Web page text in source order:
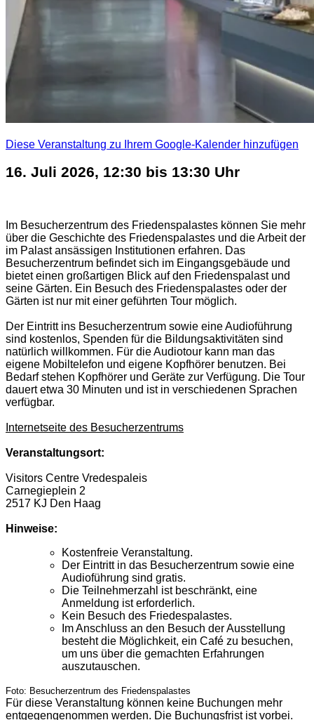
Diese Veranstaltung zu Ihrem Google-Kalender hinzufügen
16. Juli 2026, 12:30 bis 13:30 Uhr
Im Besucherzentrum des Friedenspalastes können Sie mehr
über die Geschichte des Friedenspalastes und die Arbeit der
im Palast ansässigen Institutionen erfahren. Das
Besucherzentrum befindet sich im Eingangsgebäude und
bietet einen großartigen Blick auf den Friedenspalast und
seine Gärten. Ein Besuch des Friedenspalastes oder der
Gärten ist nur mit einer geführten Tour möglich.
Der Eintritt ins Besucherzentrum sowie eine Audioführung
sind kostenlos, Spenden für die Bildungsaktivitäten sind
natürlich willkommen. Für die Audiotour kann man das
eigene Mobiltelefon und eigene Kopfhörer benutzen. Bei
Bedarf stehen Kopfhörer und Geräte zur Verfügung. Die Tour
dauert etwa 30 Minuten und ist in verschiedenen Sprachen
verfügbar.
Internetseite des Besucherzentrums
Veranstaltungsort:
Visitors Centre Vredespaleis
Carnegieplein 2
2517 KJ Den Haag
Hinweise:
Kostenfreie Veranstaltung.
Der Eintritt in das Besucherzentrum sowie eine
Audioführung sind gratis.
Die Teilnehmerzahl ist beschränkt, eine
Anmeldung ist erforderlich.
Kein Besuch des Friedespalastes.
Im Anschluss an den Besuch der Ausstellung
besteht die Möglichkeit, ein Café zu besuchen,
um uns über die gemachten Erfahrungen
auszutauschen.
Foto: Besucherzentrum des Friedenspalastes
Für diese Veranstaltung können keine Buchungen mehr
entgegengenommen werden. Die Buchungsfrist ist vorbei.